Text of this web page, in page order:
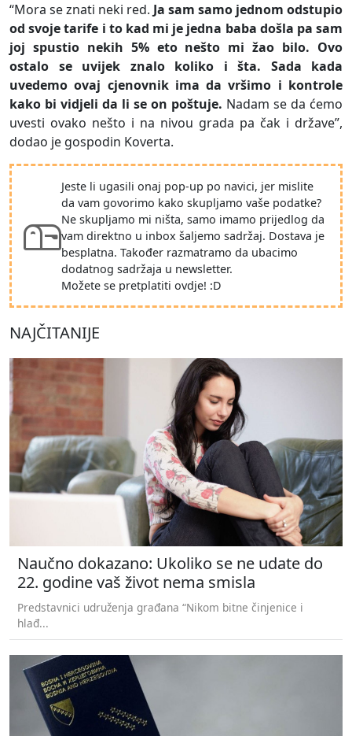
“Mora se znati neki red. Ja sam samo jednom odstupio
od svoje tarife i to kad mi je jedna baba došla pa sam
joj spustio nekih 5% eto nešto mi žao bilo. Ovo
ostalo se uvijek znalo koliko i šta. Sada kada
uvedemo ovaj cjenovnik ima da vršimo i kontrole
kako bi vidjeli da li se on poštuje. Nadam se da ćemo
uvesti ovako nešto i na nivou grada pa čak i države”,
dodao je gospodin Koverta.
Jeste li ugasili onaj pop-up po navici, jer mislite
da vam govorimo kako skupljamo vaše podatke?
Ne skupljamo mi ništa, samo imamo prijedlog da
vam direktno u inbox šaljemo sadržaj. Dostava je
besplatna. Također razmatramo da ubacimo
dodatnog sadržaja u newsletter.
Možete se pretplatiti ovdje! :D
NAJČITANIJE
Naučno dokazano: Ukoliko se ne udate do
22. godine vaš život nema smisla
Predstavnici udruženja građana “Nikom bitne činjenice i
hlađ...